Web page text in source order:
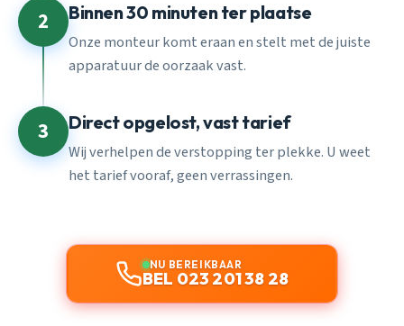
2 Binnen 30 minuten ter plaatse
Onze monteur komt eraan en stelt met de juiste
apparatuur de oorzaak vast.
3 Direct opgelost, vast tarief
Wij verhelpen de verstopping ter plekke. U weet
het tarief vooraf, geen verrassingen.
NU BEREIKBAAR
BEL 023 201 38 28